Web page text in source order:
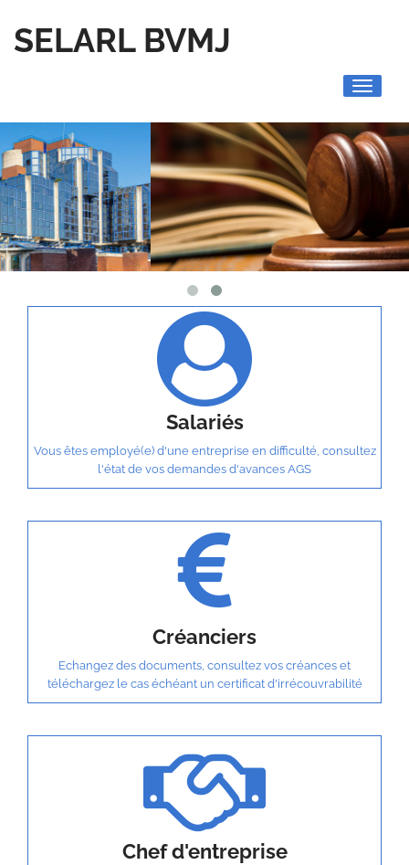
SELARL BVMJ
Toggle
Salariés
Vous êtes employé(e) d'une entreprise en difficulté, consultez
l'état de vos demandes d'avances AGS
Créanciers
Echangez des documents, consultez vos créances et
téléchargez le cas échéant un certificat d'irrécouvrabilité
Chef d'entreprise